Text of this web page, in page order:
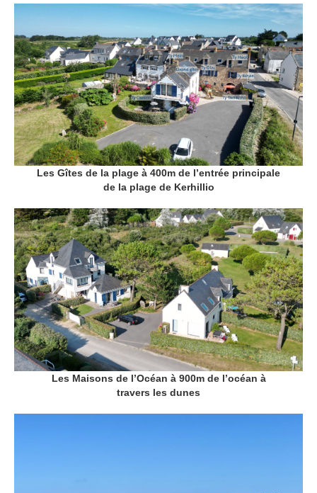
Les Gîtes de la plage à 400m de l’entrée principale
de la plage de Kerhillio
Les Maisons de l’Océan à 900m de l’océan à
travers les dunes